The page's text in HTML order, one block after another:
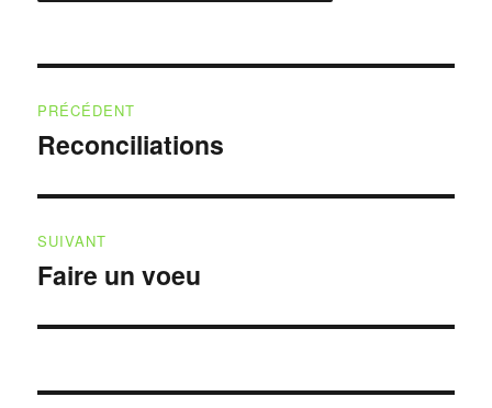
de
PRÉCÉDENT
Publication
Reconciliations
SUIVANT
Publication
Faire un voeu